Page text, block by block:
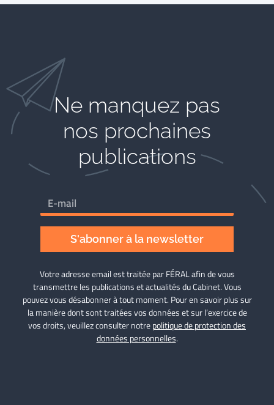
Ne manquez pas
nos prochaines
publications
S'abonner à la newsletter
Votre adresse email est traitée par FÉRAL afin de vous
transmettre les publications et actualités du Cabinet. Vous
pouvez vous désabonner à tout moment. Pour en savoir plus sur
la manière dont sont traitées vos données et sur l’exercice de
vos droits, veuillez consulter notrepolitique de protection des
données personnelles.